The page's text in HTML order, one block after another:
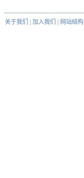
关于我们 加入我们 网站结构